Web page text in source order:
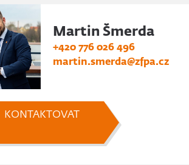
Martin Šmerda
+420 776 026 496
martin.smerda@zfpa.cz
KONTAKTOVAT